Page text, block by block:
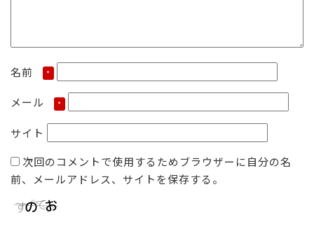
名前 *
メール *
サイト
次回のコメントで使用するためブラウザーに自分の名
前、メールアドレス、サイトを保存する。